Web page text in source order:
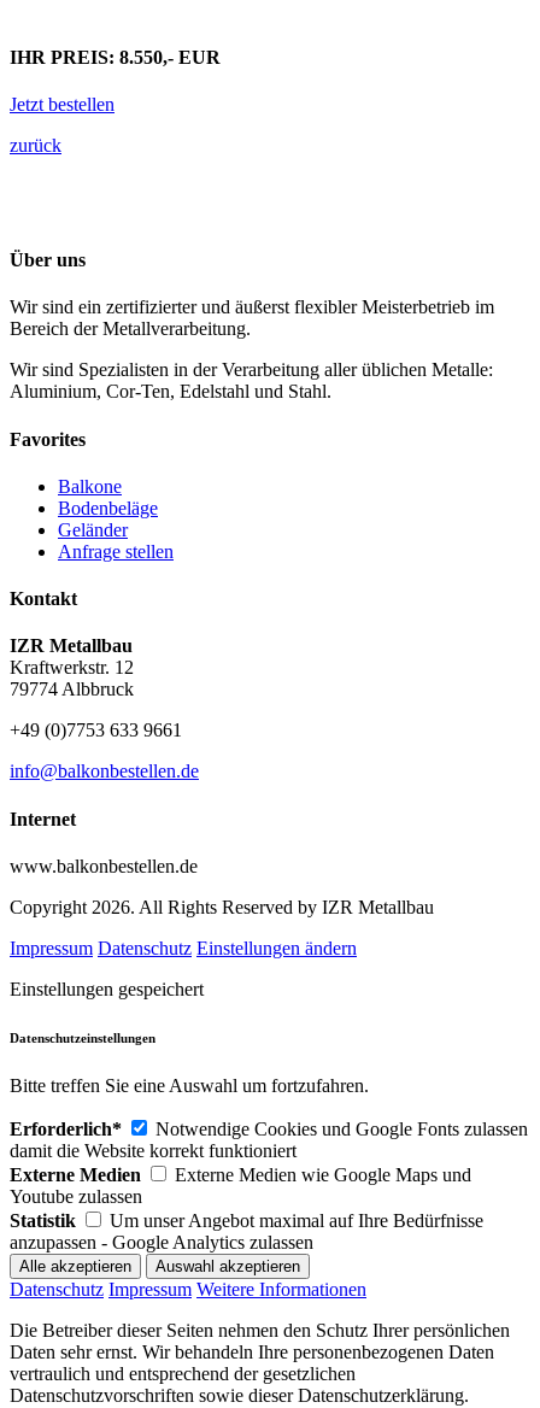
IHR PREIS: 8.550,- EUR
Jetzt bestellen
zurück
Über uns
Wir sind ein zertifizierter und äußerst flexibler Meisterbetrieb im
Bereich der Metallverarbeitung.
Wir sind Spezialisten in der Verarbeitung aller üblichen Metalle:
Aluminium, Cor-Ten, Edelstahl und Stahl.
Favorites
Balkone
Bodenbeläge
Geländer
Anfrage stellen
Kontakt
IZR Metallbau
Kraftwerkstr. 12
79774 Albbruck
+49 (0)7753 633 9661
info@balkonbestellen.de
Internet
www.balkonbestellen.de
Copyright 2026. All Rights Reserved by IZR Metallbau
Impressum Datenschutz Einstellungen ändern
Einstellungen gespeichert
Datenschutzeinstellungen
Bitte treffen Sie eine Auswahl um fortzufahren.
Erforderlich*
Notwendige Cookies und Google Fonts zulassen
damit die Website korrekt funktioniert
Externe Medien
Externe Medien wie Google Maps und
Youtube zulassen
Statistik
Um unser Angebot maximal auf Ihre Bedürfnisse
anzupassen - Google Analytics zulassen
Datenschutz Impressum Weitere Informationen
Die Betreiber dieser Seiten nehmen den Schutz Ihrer persönlichen
Daten sehr ernst. Wir behandeln Ihre personenbezogenen Daten
vertraulich und entsprechend der gesetzlichen
Datenschutzvorschriften sowie dieser Datenschutzerklärung.